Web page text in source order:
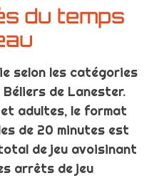
du temps
selon les catégories
Béliers de Lanester.
adultes, le format
de 20 minutes est
de jeu avoisinant
arrêts de jeu